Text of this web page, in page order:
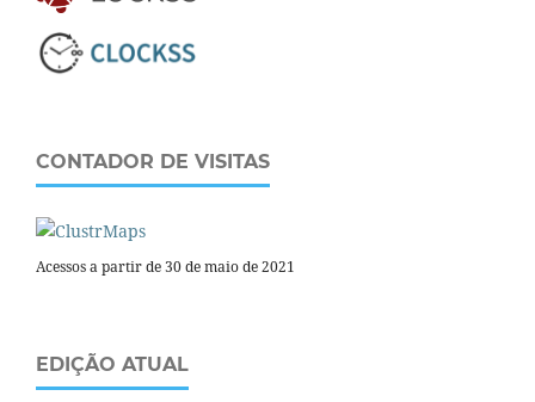
CONTADOR DE VISITAS
Acessos a partir de 30 de maio de 2021
EDIÇÃO ATUAL